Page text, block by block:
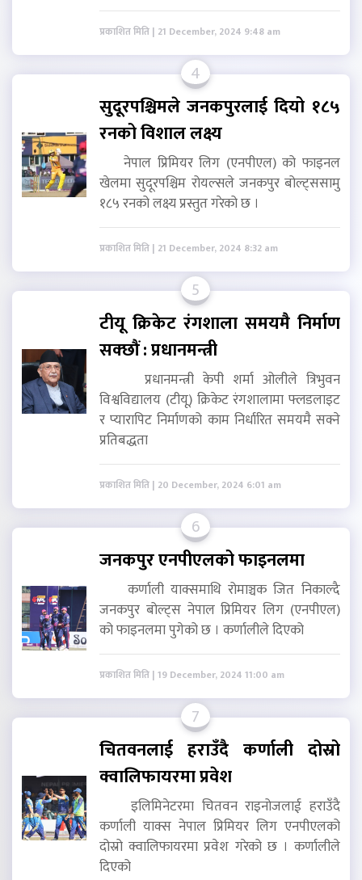
प्रकाशित मिति | 21 December, 2024 9:48 am
4
सुदूरपश्चिमले जनकपुरलाई दियो १८५
रनको विशाल लक्ष्य
नेपाल प्रिमियर लिग (एनपीएल) को फाइनल
खेलमा सुदूरपश्चिम रोयल्सले जनकपुर बोल्ट्ससामु
१८५ रनको लक्ष्य प्रस्तुत गरेको छ ।
प्रकाशित मिति | 21 December, 2024 8:32 am
5
टीयू क्रिकेट रंगशाला समयमै निर्माण
सक्छौं : प्रधानमन्त्री
प्रधानमन्त्री केपी शर्मा ओलीले त्रिभुवन
विश्वविद्यालय (टीयू) क्रिकेट रंगशालामा फ्लडलाइट
र प्यारापिट निर्माणको काम निर्धारित समयमै सक्ने
प्रतिबद्धता
प्रकाशित मिति | 20 December, 2024 6:01 am
6
जनकपुर एनपीएलको फाइनलमा
कर्णाली याक्समाथि रोमाञ्चक जित निकाल्दै
जनकपुर बोल्ट्स नेपाल प्रिमियर लिग (एनपीएल)
को फाइनलमा पुगेको छ । कर्णालीले दिएको
प्रकाशित मिति | 19 December, 2024 11:00 am
7
चितवनलाई हराउँदै कर्णाली दोस्रो
क्वालिफायरमा प्रवेश
इलिमिनेटरमा चितवन राइनोजलाई हराउँदै
कर्णाली याक्स नेपाल प्रिमियर लिग एनपीएलको
दोस्रो क्वालिफायरमा प्रवेश गरेको छ । कर्णालीले
दिएको